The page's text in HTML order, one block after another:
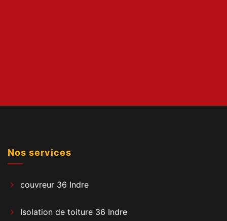
Nos services
couvreur 36 Indre
Isolation de toiture 36 Indre